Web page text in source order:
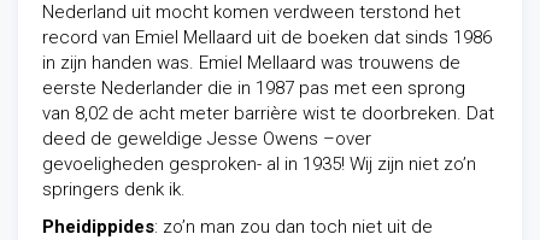
Nederland uit mocht komen verdween terstond het
record van Emiel Mellaard uit de boeken dat sinds 1986
in zijn handen was. Emiel Mellaard was trouwens de
eerste Nederlander die in 1987 pas met een sprong
van 8,02 de acht meter barrière wist te doorbreken. Dat
deed de geweldige Jesse Owens –over
gevoeligheden gesproken- al in 1935! Wij zijn niet zo’n
springers denk ik.
Pheidippides: zo’n man zou dan toch niet uit de